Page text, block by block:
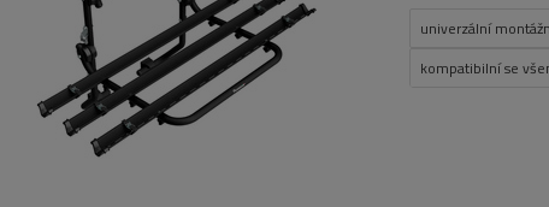
univerzální
kompatibilní se